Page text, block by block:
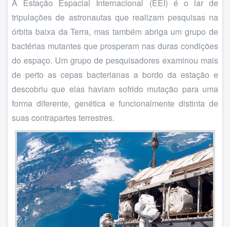
A Estação Espacial Internacional (EEI) é o lar de
tripulações de astronautas que realizam pesquisas na
órbita baixa da Terra, mas também abriga um grupo de
bactérias mutantes que prosperam nas duras condições
do espaço. Um grupo de pesquisadores examinou mais
de perto as cepas bacterianas a bordo da estação e
descobriu que elas haviam sofrido mutação para uma
forma diferente, genética e funcionalmente distinta de
suas contrapartes terrestres.